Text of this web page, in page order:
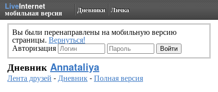
LiveInternet
мобильная версия Дневники Личка
Вы были перенаправлены на мобильную версию
страницы. Вернуться!
Авторизация
Дневник Annataliya
Лента друзей -Дневник-Полная версия